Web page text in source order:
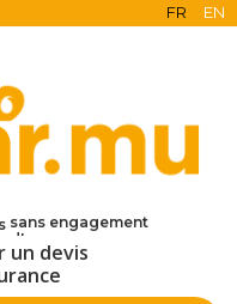
FR EN
en ligne
d'assurance
un devis